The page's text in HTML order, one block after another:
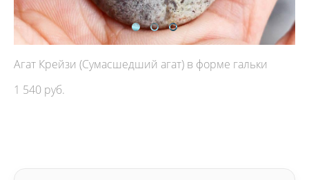
Агат Крейзи (Сумасшедший агат) в форме гальки
1 540 pуб.